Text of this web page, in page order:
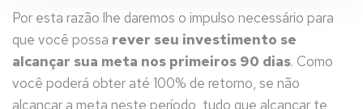
Por esta razão lhe daremos o impulso necessário para
que você possa rever seu investimento se
alcançar sua meta nos primeiros 90 dias. Como
você poderá obter até 100% de retorno, se não
alcançar a meta neste período, tudo que alcançar te